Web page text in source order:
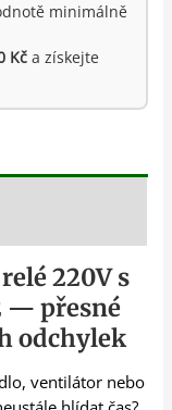
minimálně
Kča získejte
220V s
— přesné
odchylek
ventilátor nebo